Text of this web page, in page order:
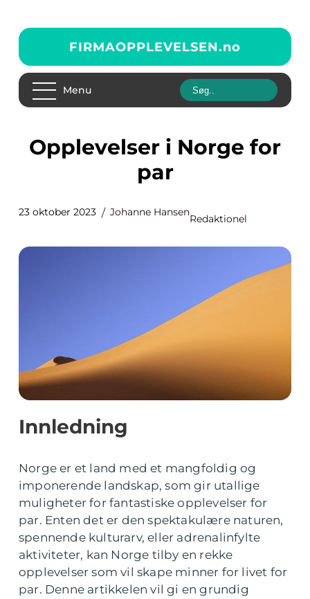
FIRMAOPPLEVELSEN.no
Menu
Opplevelser i Norge for
par
23 oktober 2023 Johanne Hansen
Redaktionel
Innledning
Norge er et land med et mangfoldig og
imponerende landskap, som gir utallige
muligheter for fantastiske opplevelser for
par. Enten det er den spektakulære naturen,
spennende kulturarv, eller adrenalinfylte
aktiviteter, kan Norge tilby en rekke
opplevelser som vil skape minner for livet for
par. Denne artikkelen vil gi en grundig